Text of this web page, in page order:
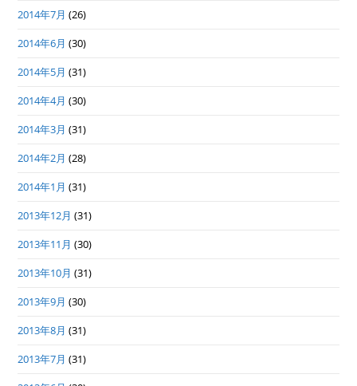
2014年7月 (26)
2014年6月 (30)
2014年5月 (31)
2014年4月 (30)
2014年3月 (31)
2014年2月 (28)
2014年1月 (31)
2013年12月 (31)
2013年11月 (30)
2013年10月 (31)
2013年9月 (30)
2013年8月 (31)
2013年7月 (31)